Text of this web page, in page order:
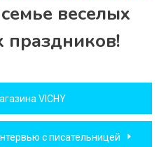
веселых
праздников!
VICHY
с писательницей